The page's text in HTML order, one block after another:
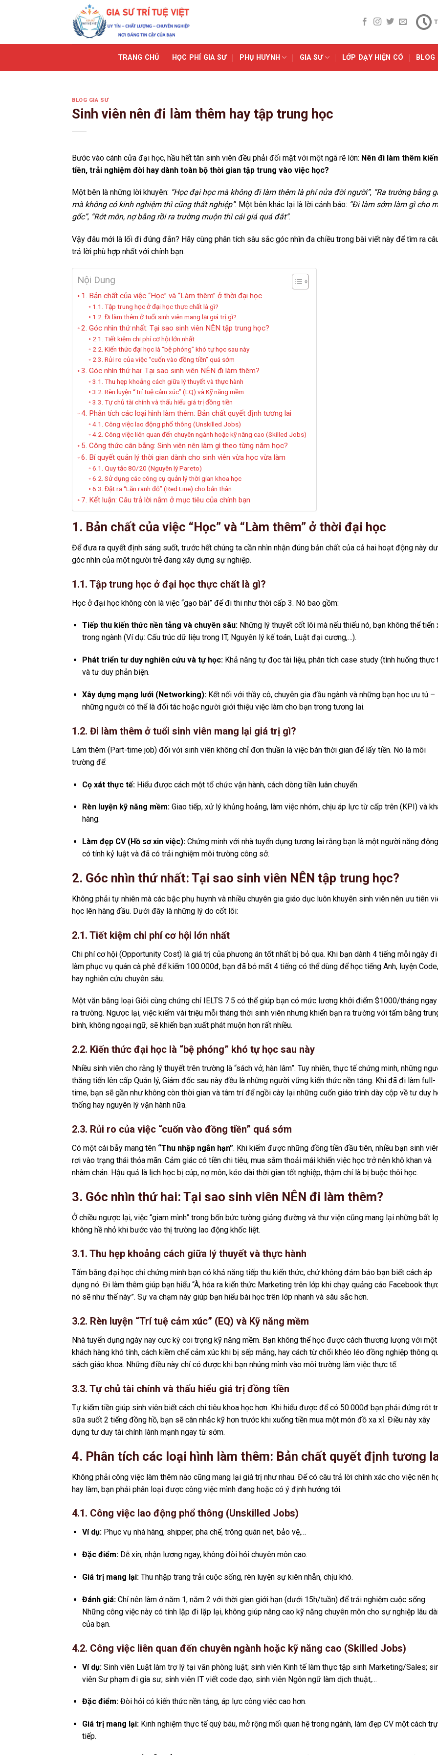
TRANG CHỦ HỌC PHÍ GIA SƯ PHỤ HUYNH GIA SƯ LỚP DẠY HIỆN CÓ BLOG
BLOG GIA SƯ
Sinh viên nên đi làm thêm hay tập trung học
Bước vào cánh cửa đại học, hầu hết tân sinh viên đều phải đối mặt với một ngã rẽ lớn: Nên đi làm thêm
tiền, trải nghiệm đời hay dành toàn bộ thời gian tập trung vào việc học?
Một bên là những lời khuyên: “Học đại học mà không đi làm thêm là phí nửa đời người”, “Ra trường bằng
mà không có kinh nghiệm thì cũng thất nghiệp”. Một bên khác lại là lời cảnh báo: “Đi làm sớm làm gì cho
gốc”, “Rớt môn, nợ bằng rồi ra trường muộn thì cái giá quá đắt”.
Vậy đâu mới là lối đi đúng đắn? Hãy cùng phân tích sâu sắc góc nhìn đa chiều trong bài viết này để tìm ra
trả lời phù hợp nhất với chính bạn.
Nội Dung
1. Bản chất của việc “Học” và “Làm thêm” ở thời đại học
1.1. Tập trung học ở đại học thực chất là gì?
1.2. Đi làm thêm ở tuổi sinh viên mang lại giá trị gì?
2. Góc nhìn thứ nhất: Tại sao sinh viên NÊN tập trung học?
2.1. Tiết kiệm chi phí cơ hội lớn nhất
2.2. Kiến thức đại học là “bệ phóng” khó tự học sau này
2.3. Rủi ro của việc “cuốn vào đồng tiền” quá sớm
3. Góc nhìn thứ hai: Tại sao sinh viên NÊN đi làm thêm?
3.1. Thu hẹp khoảng cách giữa lý thuyết và thực hành
3.2. Rèn luyện “Trí tuệ cảm xúc” (EQ) và Kỹ năng mềm
3.3. Tự chủ tài chính và thấu hiểu giá trị đồng tiền
4. Phân tích các loại hình làm thêm: Bản chất quyết định tương lai
4.1. Công việc lao động phổ thông (Unskilled Jobs)
4.2. Công việc liên quan đến chuyên ngành hoặc kỹ năng cao (Skilled Jobs)
5. Công thức cân bằng: Sinh viên nên làm gì theo từng năm học?
6. Bí quyết quản lý thời gian dành cho sinh viên vừa học vừa làm
6.1. Quy tắc 80/20 (Nguyên lý Pareto)
6.2. Sử dụng các công cụ quản lý thời gian khoa học
6.3. Đặt ra “Lằn ranh đỏ” (Red Line) cho bản thân
7. Kết luận: Câu trả lời nằm ở mục tiêu của chính bạn
1. Bản chất của việc “Học” và “Làm thêm” ở thời đại học
Để đưa ra quyết định sáng suốt, trước hết chúng ta cần nhìn nhận đúng bản chất của cả hai hoạt động này
góc nhìn của một người trẻ đang xây dựng sự nghiệp.
1.1. Tập trung học ở đại học thực chất là gì?
Học ở đại học không còn là việc “gạo bài” để đi thi như thời cấp 3. Nó bao gồm:
Tiếp thu kiến thức nền tảng và chuyên sâu:Những lý thuyết cốt lõi mà nếu thiếu nó, bạn không thể tiến
trong ngành (Ví dụ: Cấu trúc dữ liệu trong IT, Nguyên lý kế toán, Luật đại cương,…).
Phát triển tư duy nghiên cứu và tự học:Khả năng tự đọc tài liệu, phân tích case study (tình huống thực
và tư duy phản biện.
Xây dựng mạng lưới (Networking):Kết nối với thầy cô, chuyên gia đầu ngành và những bạn học ưu tú –
những người có thể là đối tác hoặc người giới thiệu việc làm cho bạn trong tương lai.
1.2. Đi làm thêm ở tuổi sinh viên mang lại giá trị gì?
Làm thêm (Part-time job) đối với sinh viên không chỉ đơn thuần là việc bán thời gian để lấy tiền. Nó là môi
trường để:
Cọ xát thực tế:Hiểu được cách một tổ chức vận hành, cách dòng tiền luân chuyển.
Rèn luyện kỹ năng mềm:Giao tiếp, xử lý khủng hoảng, làm việc nhóm, chịu áp lực từ cấp trên (KPI) và
hàng.
Làm đẹp CV (Hồ sơ xin việc):Chứng minh với nhà tuyển dụng tương lai rằng bạn là một người năng
có tính kỷ luật và đã có trải nghiệm môi trường công sở.
2. Góc nhìn thứ nhất: Tại sao sinh viên NÊN tập trung học?
Không phải tự nhiên mà các bậc phụ huynh và nhiều chuyên gia giáo dục luôn khuyên sinh viên nên ưu tiên
học lên hàng đầu. Dưới đây là những lý do cốt lõi:
2.1. Tiết kiệm chi phí cơ hội lớn nhất
Chi phí cơ hội (Opportunity Cost) là giá trị của phương án tốt nhất bị bỏ qua. Khi bạn dành 4 tiếng mỗi ngày đi
làm phục vụ quán cà phê để kiếm 100.000đ, bạn đã bỏ mất 4 tiếng có thể dùng để học tiếng Anh, luyện Code,
hay nghiên cứu chuyên sâu.
Một văn bằng loại Giỏi cùng chứng chỉ IELTS 7.5 có thể giúp bạn có mức lương khởi điểm $1000/tháng
ra trường. Ngược lại, việc kiếm vài triệu mỗi tháng thời sinh viên nhưng khiến bạn ra trường với tấm bằng
bình, không ngoại ngữ, sẽ khiến bạn xuất phát muộn hơn rất nhiều.
2.2. Kiến thức đại học là “bệ phóng” khó tự học sau này
Nhiều sinh viên cho rằng lý thuyết trên trường là “sách vở, hàn lâm”. Tuy nhiên, thực tế chứng minh, những
thăng tiến lên cấp Quản lý, Giám đốc sau này đều là những người vững kiến thức nền tảng. Khi đã đi làm full-
time, bạn sẽ gần như không còn thời gian và tâm trí để ngồi cày lại những cuốn giáo trình dày cộp về tư duy
thống hay nguyên lý vận hành nữa.
2.3. Rủi ro của việc “cuốn vào đồng tiền” quá sớm
Có một cái bẫy mang tên “Thu nhập ngắn hạn”. Khi kiếm được những đồng tiền đầu tiên, nhiều bạn sinh
rơi vào trạng thái thỏa mãn. Cảm giác có tiền chi tiêu, mua sắm thoải mái khiến việc học trở nên khô khan và
nhàm chán. Hậu quả là lịch học bị cúp, nợ môn, kéo dài thời gian tốt nghiệp, thậm chí là bị buộc thôi học.
3. Góc nhìn thứ hai: Tại sao sinh viên NÊN đi làm thêm?
Ở chiều ngược lại, việc “giam mình” trong bốn bức tường giảng đường và thư viện cũng mang lại những bất
không hề nhỏ khi bước vào thị trường lao động khốc liệt.
3.1. Thu hẹp khoảng cách giữa lý thuyết và thực hành
Tấm bằng đại học chỉ chứng minh bạn có khả năng tiếp thu kiến thức, chứ không đảm bảo bạn biết cách áp
dụng nó. Đi làm thêm giúp bạn hiểu “À, hóa ra kiến thức Marketing trên lớp khi chạy quảng cáo Facebook
nó sẽ như thế này”. Sự va chạm này giúp bạn hiểu bài học trên lớp nhanh và sâu sắc hơn.
3.2. Rèn luyện “Trí tuệ cảm xúc” (EQ) và Kỹ năng mềm
Nhà tuyển dụng ngày nay cực kỳ coi trọng kỹ năng mềm. Bạn không thể học được cách thương lượng với một
khách hàng khó tính, cách kiềm chế cảm xúc khi bị sếp mắng, hay cách từ chối khéo léo đồng nghiệp thông
sách giáo khoa. Những điều này chỉ có được khi bạn nhúng mình vào môi trường làm việc thực tế.
3.3. Tự chủ tài chính và thấu hiểu giá trị đồng tiền
Tự kiếm tiền giúp sinh viên biết cách chi tiêu khoa học hơn. Khi hiểu được để có 50.000đ bạn phải đứng rót
sữa suốt 2 tiếng đồng hồ, bạn sẽ cân nhắc kỹ hơn trước khi xuống tiền mua một món đồ xa xỉ. Điều này xây
dựng tư duy tài chính lành mạnh ngay từ sớm.
4. Phân tích các loại hình làm thêm: Bản chất quyết định tương
Không phải công việc làm thêm nào cũng mang lại giá trị như nhau. Để có câu trả lời chính xác cho việc nên
hay làm, bạn phải phân loại được công việc mình đang hoặc có ý định hướng tới.
4.1. Công việc lao động phổ thông (Unskilled Jobs)
Ví dụ:Phục vụ nhà hàng, shipper, pha chế, trông quán net, bảo vệ,…
Đặc điểm:Dễ xin, nhận lương ngay, không đòi hỏi chuyên môn cao.
Giá trị mang lại:Thu nhập trang trải cuộc sống, rèn luyện sự kiên nhẫn, chịu khó.
Đánh giá:Chỉ nên làm ở năm 1, năm 2 với thời gian giới hạn (dưới 15h/tuần) để trải nghiệm cuộc sống.
Những công việc này có tính lặp đi lặp lại, không giúp nâng cao kỹ năng chuyên môn cho sự nghiệp lâu
của bạn.
4.2. Công việc liên quan đến chuyên ngành hoặc kỹ năng cao (Skilled Jobs)
Ví dụ:Sinh viên Luật làm trợ lý tại văn phòng luật; sinh viên Kinh tế làm thực tập sinh Marketing/Sales;
viên Sư phạm đi gia sư; sinh viên IT viết code dạo; sinh viên Ngôn ngữ làm dịch thuật,…
Đặc điểm:Đòi hỏi có kiến thức nền tảng, áp lực công việc cao hơn.
Giá trị mang lại:Kinh nghiệm thực tế quý báu, mở rộng mối quan hệ trong ngành, làm đẹp CV một cách
tiếp.